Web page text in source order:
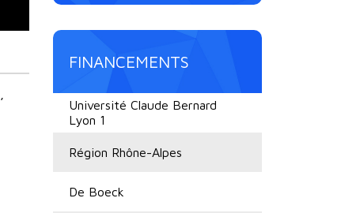
FINANCEMENTS
Université Claude Bernard
Lyon 1
Région Rhône-Alpes
De Boeck